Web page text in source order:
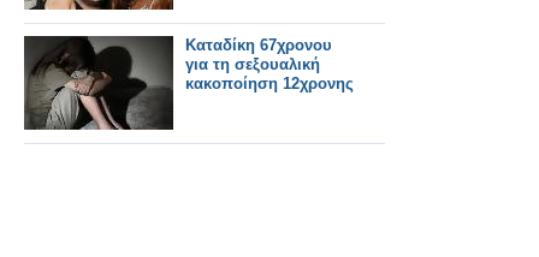
Καταδίκη 67χρονου
για τη σεξουαλική
κακοποίηση 12χρονης